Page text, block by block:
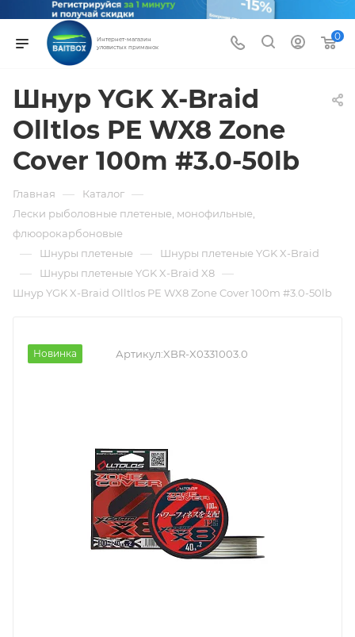
Интернет-магазин
уловистых приманок
0
Шнур YGK X-Braid
Olltlos PE WX8 Zone
Cover 100m #3.0-50lb
Главная — Каталог —
Лески рыболовные плетеные, монофильные,
флюорокарбоновые
— Шнуры плетеные — Шнуры плетеные YGK X-Braid
— Шнуры плетеные YGK X-Braid X8 —
Шнур YGK X-Braid Olltlos PE WX8 Zone Cover 100m #3.0-50lb
Новинка Артикул:XBR-X0331003.0